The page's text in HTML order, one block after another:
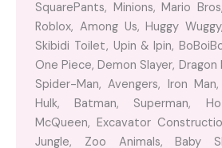
SquarePants, Minions, Mario
Roblox, Among Us, Huggy
Skibidi Toilet, Upin & Ipin,
One Piece, Demon Slayer, Dragon
Spider-Man, Avengers, Iron
Hulk, Batman, Superman,
McQueen, Excavator
Jungle, Zoo Animals, Baby